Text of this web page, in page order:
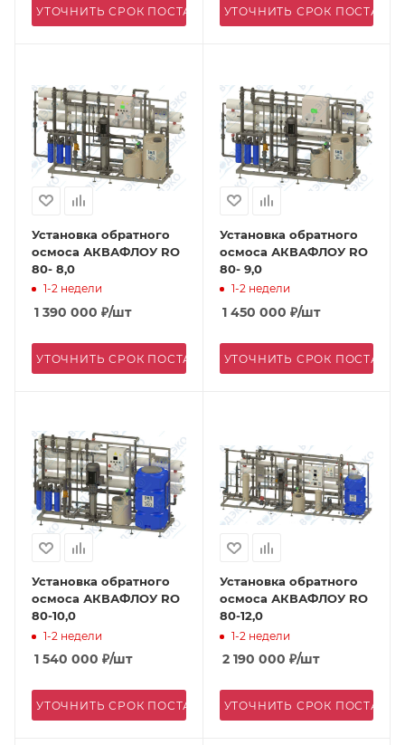
УТОЧНИТЬ СРОК ПОСТАВКИ УТОЧНИТЬ СРОК
Установка обратного
осмоса АКВАФЛОУ RO
80- 8,0
1-2 недели
1 390 000 ₽/шт
УТОЧНИТЬ СРОК ПОСТАВКИ
Установка обратного
осмоса АКВАФЛОУ RO
80- 9,0
1-2 недели
1 450 000 ₽/шт
УТОЧНИТЬ СРОК
Установка обратного
осмоса АКВАФЛОУ RO
80-10,0
1-2 недели
1 540 000 ₽/шт
УТОЧНИТЬ СРОК ПОСТАВКИ
Установка обратного
осмоса АКВАФЛОУ RO
80-12,0
1-2 недели
2 190 000 ₽/шт
УТОЧНИТЬ СРОК